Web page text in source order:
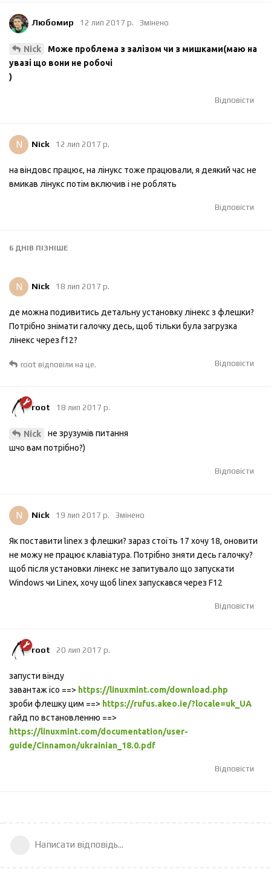
Любомир 12 лип 2017 р. Змінено
Nick
Може проблема з залізом чи з мишками(маю на
увазі що вони не робочі
)
Відповісти
N Nick 12 лип 2017 р.
на віндовс працює, на лінукс тоже працювали, я деякий час не
вмикав лінукс потім включив і не роблять
Відповісти
6 ДНІВ ПІЗНІШЕ
N Nick 18 лип 2017 р.
де можна подивитись детальну установку лінекс з флешки?
Потрібно знімати галочку десь, щоб тільки була загрузка
лінекс через f12?
Відповісти
root відповіли на це.
root 18 лип 2017 р.
Nick
не зрузумів питання
шчо вам потрібно?)
Відповісти
N Nick 19 лип 2017 р. Змінено
Як поставити linex з флешки? зараз стоїть 17 хочу 18, оновити
не можу не працює клавіатура. Потрібно зняти десь галочку?
щоб після установки лінекс не запитувало що запускати
Windows чи Linex, хочу щоб linex запускався через F12
Відповісти
root 20 лип 2017 р.
запусти вінду
завантаж ісо ==> https://linuxmint.com/download.php
зроби флешку цим ==> https://rufus.akeo.ie/?locale=uk_UA
гайд по встановленню ==>
https://linuxmint.com/documentation/user-
guide/Cinnamon/ukrainian_18.0.pdf
Відповісти
Написати відповідь...